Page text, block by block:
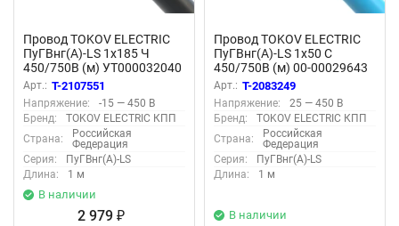
Провод TOKOV ELECTRIC
ПуГВнг(А)-LS 1х185 Ч
450/750В (м) УТ000032040
Арт.: T-2107551
Напряжение:
-15 — 450 В
Бренд:
TOKOV ELECTRIC КПП
Страна:
Российская
Федерация
Серия:
ПуГВнг(А)-LS
Длина:
1 м
В наличии
2 979 ₽
Провод TOKOV ELECTRIC
ПуГВнг(А)-LS 1х50 С
450/750В (м) 00-00029643
Арт.: T-2083249
Напряжение:
25 — 450 В
Бренд:
TOKOV ELECTRIC КПП
Страна:
Российская
Федерация
Серия:
ПуГВнг(А)-LS
Длина:
1 м
В наличии